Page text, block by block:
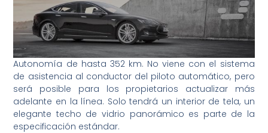
Autonomía de hasta 352 km. No viene con el sistema
de asistencia al conductor del piloto automático, pero
será posible para los propietarios actualizar más
adelante en la línea. Solo tendrá un interior de tela, un
elegante techo de vidrio panorámico es parte de la
especificación estándar.